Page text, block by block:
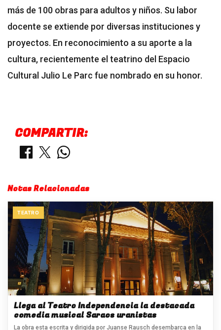
más de 100 obras para adultos y niños. Su labor
docente se extiende por diversas instituciones y
proyectos. En reconocimiento a su aporte a la
cultura, recientemente el teatrino del Espacio
Cultural Julio Le Parc fue nombrado en su honor.
COMPARTIR:
Notas Relacionadas
TEATRO
Llega al Teatro Independencia la destacada
comedia musical Saraos uranistas
La obra esta escrita y dirigida por Juanse Rausch desembarca en la